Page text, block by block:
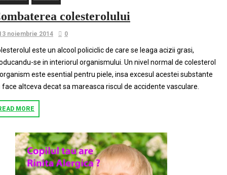
colesterolului
noiembrie 2014 0
este un alcool policiclic de care se leaga acizii grasi,
se in interiorul organismului. Un nivel normal de colesterol
este esential pentru piele, insa excesul acestei substante
face altceva decat sa mareasca riscul de accidente vasculare.
MORE